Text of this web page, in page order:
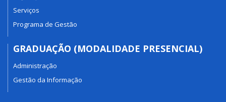
Serviços
Programa de Gestão
GRADUAÇÃO (MODALIDADE PRESENCIAL)
Administração
Gestão da Informação